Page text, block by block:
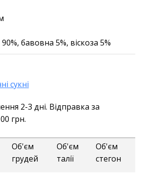
бавовна 5%, віскоза 5%
сукні
2-3 дні. Відправка за
грн.
Об'єм
грудей
Об'єм
талії
Об'єм
стегон